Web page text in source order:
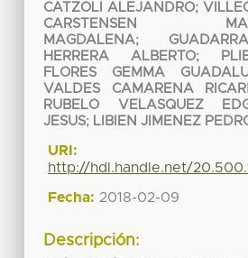
CATZOLI ALEJANDRO;
CARSTENSEN
MAGDALENA;
HERRERA ALBERTO;
FLORES GEMMA
VALDES CAMARENA
RUBELO VELASQUEZ
JESUS; LIBIEN JIMENEZ
URI:
http://hdl.handle.net/
Fecha: 2018-02-09
Descripción: